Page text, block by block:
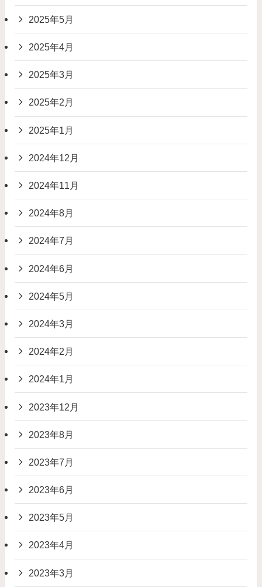
2025年5月
2025年4月
2025年3月
2025年2月
2025年1月
2024年12月
2024年11月
2024年8月
2024年7月
2024年6月
2024年5月
2024年3月
2024年2月
2024年1月
2023年12月
2023年8月
2023年7月
2023年6月
2023年5月
2023年4月
2023年3月